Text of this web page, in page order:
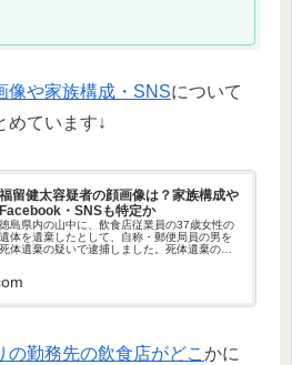
像や家族構成・SNSについて
めています↓
福留健太容疑者の顔画像は？家族構成や
Facebook・SNSも特定か
徳島県内の山中に、飲食店従業員の37歳女性の
遺体を遺棄したとして、自称・郵便局員の男を
死体遺棄の疑いで逮捕しました。死体遺棄の疑
FacebookやSNSについ...
の勤務先の飲食店がどこ かに